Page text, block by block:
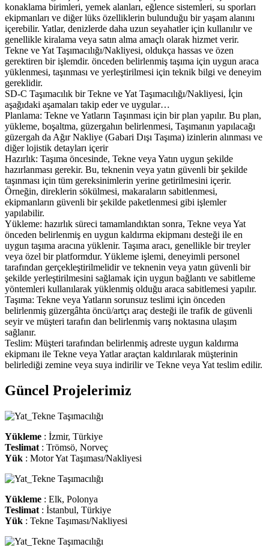
konaklama birimleri, yemek alanları, eğlence sistemleri, su sporları
ekipmanları ve diğer lüks özelliklerin bulunduğu bir yaşam alanını
içerebilir. Yatlar, denizlerde daha uzun seyahatler için kullanılır ve
genellikle kiralama veya satın alma amaçlı olarak hizmet verir.
Tekne ve Yat Taşımacılığı/Nakliyesi, oldukça hassas ve özen
gerektiren bir işlemdir. önceden belirlenmiş taşıma için uygun araca
yüklenmesi, taşınması ve yerleştirilmesi için teknik bilgi ve deneyim
gereklidir.
SD-C Taşımacılık bir Tekne ve Yat Taşımacılığı/Nakliyesi, İçin
aşağıdaki aşamaları takip eder ve uygular…
Planlama: Tekne ve Yatların Taşınması için bir plan yapılır. Bu plan,
yükleme, boşaltma, güzergahın belirlenmesi, Taşımanın yapılacağı
güzergah da Ağır Nakliye (Gabari Dışı Taşıma) izinlerin alınması ve
diğer lojistik detayları içerir
Hazırlık: Taşıma öncesinde, Tekne veya Yatın uygun şekilde
hazırlanması gerekir. Bu, teknenin veya yatın güvenli bir şekilde
taşınması için tüm gereksinimlerin yerine getirilmesini içerir.
Örneğin, direklerin sökülmesi, makaraların sabitlenmesi,
ekipmanların güvenli bir şekilde paketlenmesi gibi işlemler
yapılabilir.
Yükleme: hazırlık süreci tamamlandıktan sonra, Tekne veya Yat
önceden belirlenmiş en uygun kaldırma ekipmanı desteği ile en
uygun taşıma aracına yüklenir. Taşıma aracı, genellikle bir treyler
veya özel bir platformdur. Yükleme işlemi, deneyimli personel
tarafından gerçekleştirilmelidir ve teknenin veya yatın güvenli bir
şekilde yerleştirilmesini sağlamak için uygun bağlantı ve sabitleme
yöntemleri kullanılarak yüklenmiş olduğu araca sabitlemesi yapılır.
Taşıma: Tekne veya Yatların sorunsuz teslimi için önceden
belirlenmiş güzergâhta öncü/artçı araç desteği ile trafik de güvenli
seyir ve müşteri tarafın dan belirlenmiş varış noktasına ulaşım
sağlanır.
Teslim: Müşteri tarafından belirlenmiş adreste uygun kaldırma
ekipmanı ile Tekne veya Yatlar araçtan kaldırılarak müşterinin
belirlediği zemine veya suya indirilir ve Tekne veya Yat teslim edilir.
Güncel Projelerimiz
Yükleme : İzmir, Türkiye
Teslimat : Trömsö, Norveç
Yük : Motor Yat Taşıması/Nakliyesi
Yükleme : Elk, Polonya
Teslimat : İstanbul, Türkiye
Yük : Tekne Taşıması/Nakliyesi